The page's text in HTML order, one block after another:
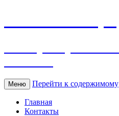
Меню Перейти к содержимому
Главная
Контакты